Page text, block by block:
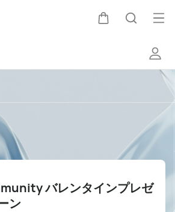
ー
索
オ
ー
プ
ン
ニ
ー
バレンタインプレゼ
ン